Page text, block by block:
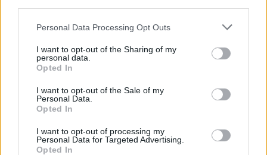
Personal Data Processing Opt Outs
I want to opt-out of the Sharing of my
personal data.
Opted In
I want to opt-out of the Sale of my
Personal Data.
Opted In
I want to opt-out of processing my
Personal Data for Targeted Advertising.
Opted In
De Beja a Elvas: Volta a Portugal passa por Vila Viçosa (c/fotos)
por Vila...
8 Agosto, 2026 - 17:15